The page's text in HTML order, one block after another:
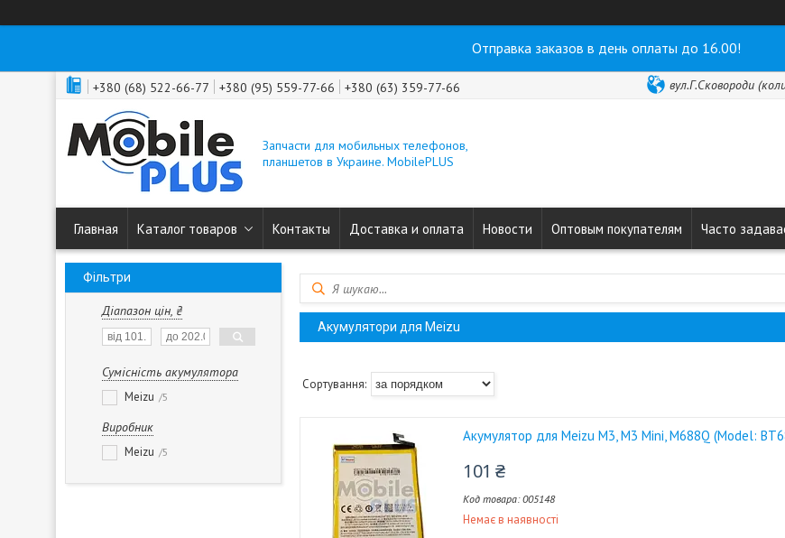
Отправка заказов в день оплаты до 16.00!
+380 (68) 522-66-77 +380 (95) 559-77-66 +380 (63) 359-77-66 вул.Г.Сковороди
Запчасти для мобильных телефонов,
планшетов в Украине. MobilePLUS
Главная Каталог товаров Контакты Доставка и оплата Новости Оптовым покупателям Часто
Фільтри
Діапазон цін, ₴
Сумісність акумулятора
Meizu 5
Виробник
Meizu 5
Акумулятори для Meizu
Акумулятор для Meizu M3, M3 Mini, M688Q (Model:
101 ₴
005148
Немає в наявності